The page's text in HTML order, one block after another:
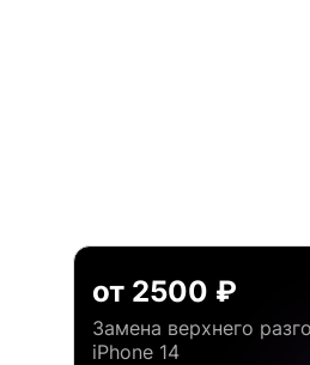
от 2500 ₽
Замена верхнего
iPhone 14